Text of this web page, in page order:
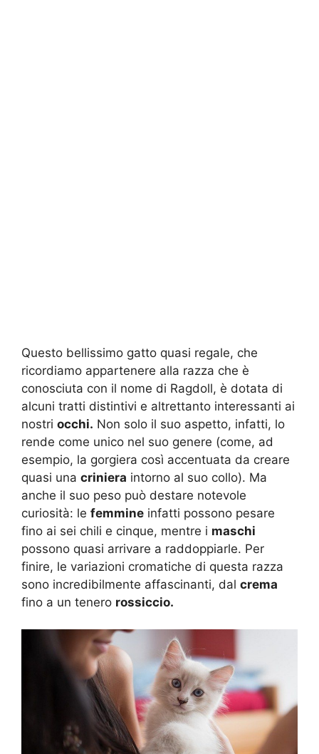
Questo bellissimo gatto quasi regale, che
ricordiamo appartenere alla razza che è
conosciuta con il nome di Ragdoll, è dotata di
alcuni tratti distintivi e altrettanto interessanti ai
nostri occhi. Non solo il suo aspetto, infatti, lo
rende come unico nel suo genere (come, ad
esempio, la gorgiera così accentuata da creare
quasi una criniera intorno al suo collo). Ma
anche il suo peso può destare notevole
curiosità: le femmine infatti possono pesare
fino ai sei chili e cinque, mentre i maschi
possono quasi arrivare a raddoppiarle. Per
finire, le variazioni cromatiche di questa razza
sono incredibilmente affascinanti, dal crema
fino a un tenero rossiccio.